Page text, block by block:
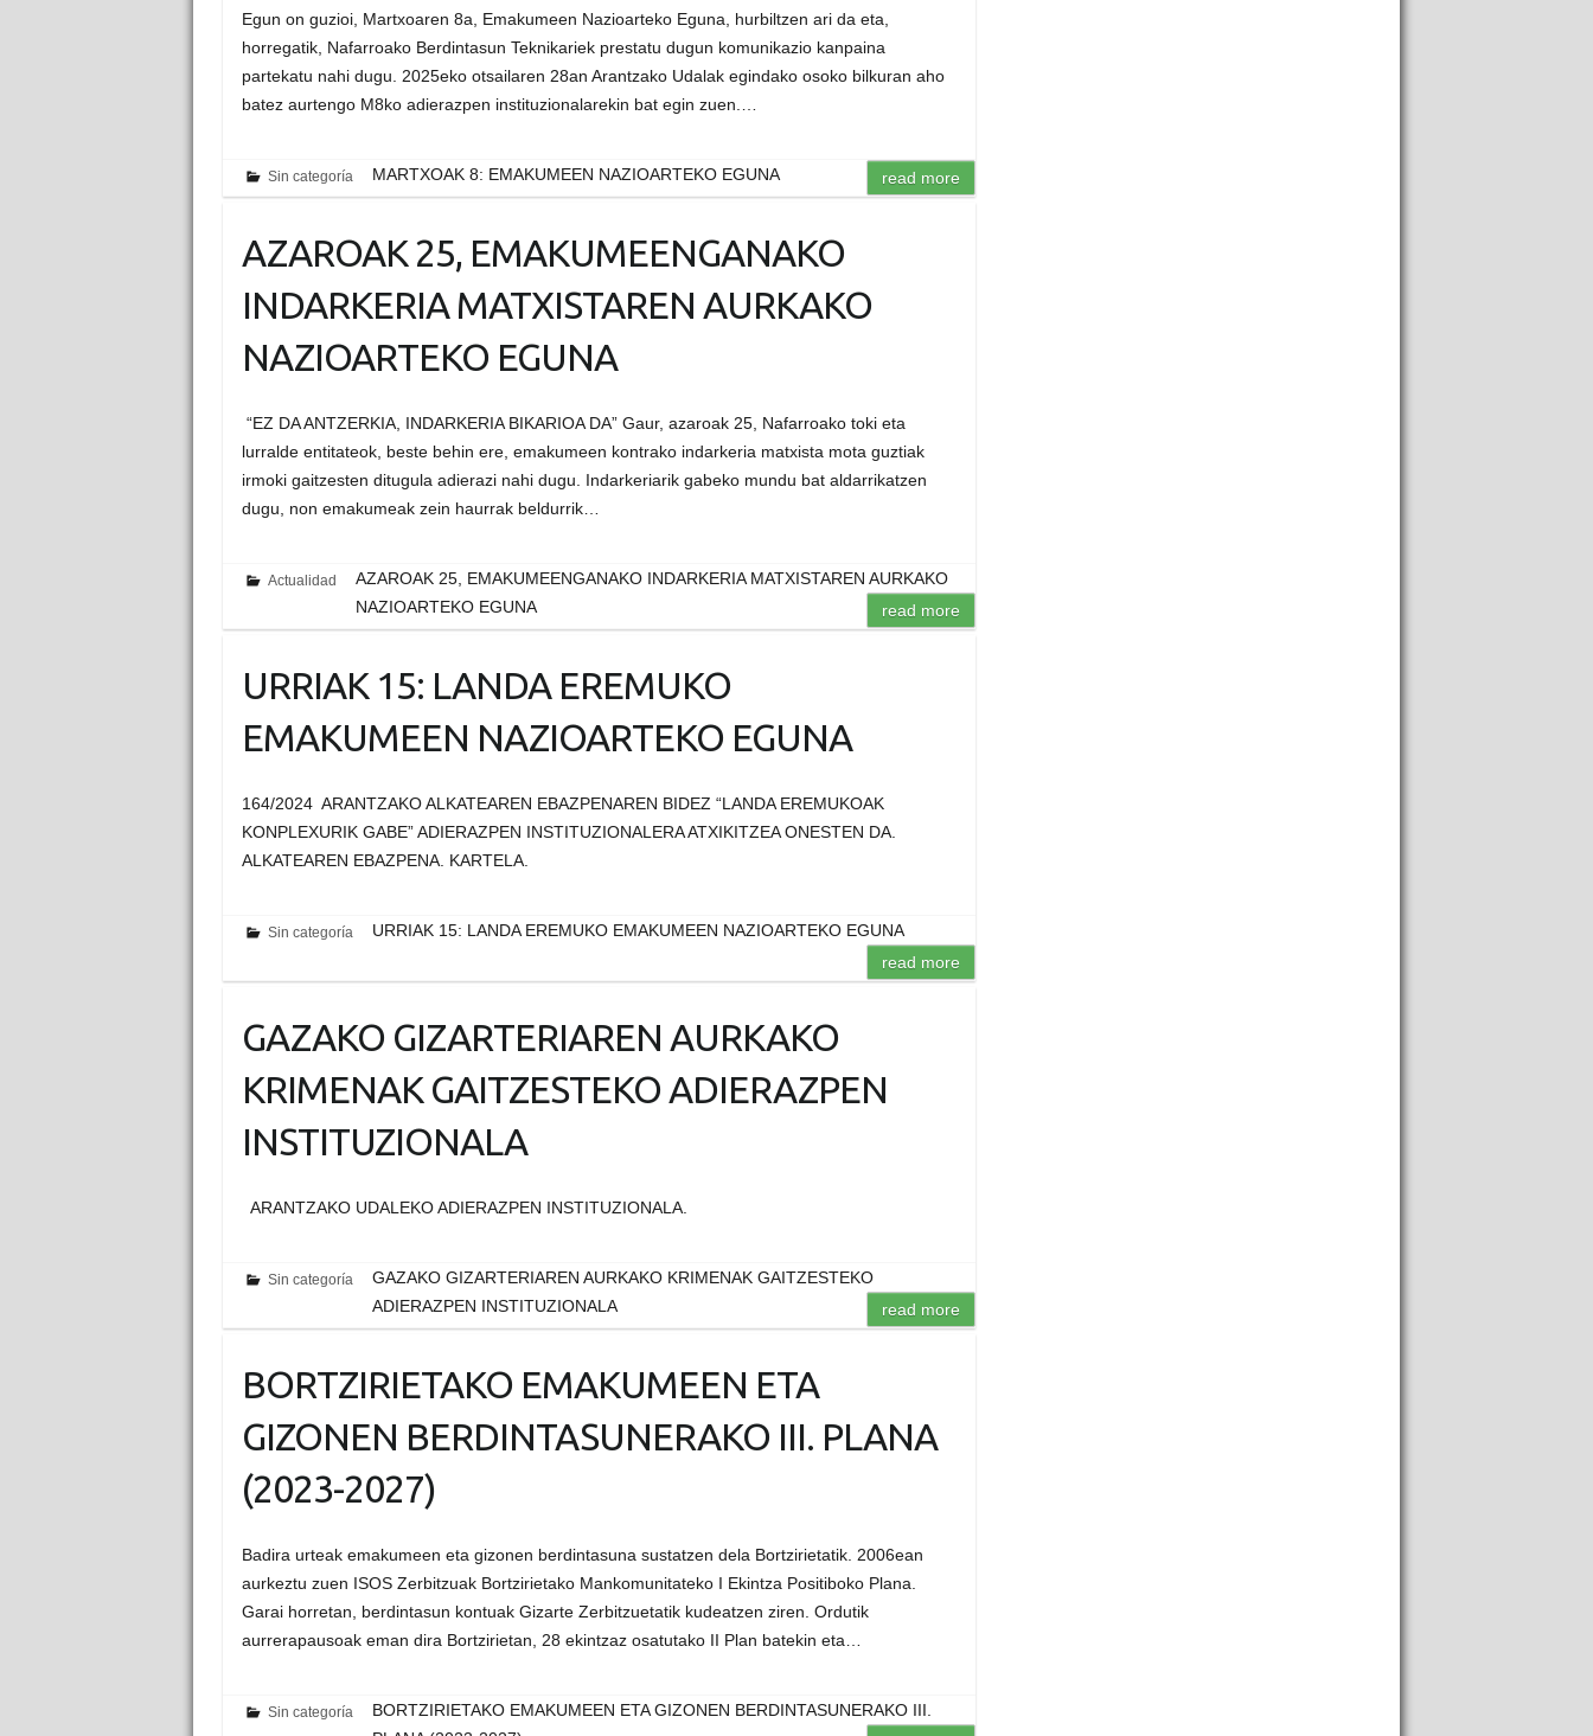
Egun on guzioi, Martxoaren 8a, Emakumeen Nazioarteko Eguna, hurbiltzen ari da eta,
horregatik, Nafarroako Berdintasun Teknikariek prestatu dugun komunikazio kanpaina
partekatu nahi dugu. 2025eko otsailaren 28an Arantzako Udalak egindako osoko bilkuran aho
batez aurtengo M8ko adierazpen instituzionalarekin bat egin zuen.…
Sin categoría MARTXOAK 8: EMAKUMEEN NAZIOARTEKO EGUNA read more
AZAROAK 25, EMAKUMEENGANAKO
INDARKERIA MATXISTAREN AURKAKO
NAZIOARTEKO EGUNA
“EZ DA ANTZERKIA, INDARKERIA BIKARIOA DA” Gaur, azaroak 25, Nafarroako toki eta
lurralde entitateok, beste behin ere, emakumeen kontrako indarkeria matxista mota guztiak
irmoki gaitzesten ditugula adierazi nahi dugu. Indarkeriarik gabeko mundu bat aldarrikatzen
dugu, non emakumeak zein haurrak beldurrik…
Actualidad
AZAROAK 25, EMAKUMEENGANAKO INDARKERIA MATXISTAREN AURKAKO
NAZIOARTEKO EGUNA
read more
URRIAK 15: LANDA EREMUKO
EMAKUMEEN NAZIOARTEKO EGUNA
164/2024 ARANTZAKO ALKATEAREN EBAZPENAREN BIDEZ “LANDA EREMUKOAK
KONPLEXURIK GABE” ADIERAZPEN INSTITUZIONALERA ATXIKITZEA ONESTEN DA.
ALKATEAREN EBAZPENA. KARTELA.
Sin categoría
URRIAK 15: LANDA EREMUKO EMAKUMEEN NAZIOARTEKO EGUNA
read more
GAZAKO GIZARTERIAREN AURKAKO
KRIMENAK GAITZESTEKO ADIERAZPEN
INSTITUZIONALA
ARANTZAKO UDALEKO ADIERAZPEN INSTITUZIONALA.
Sin categoría
GAZAKO GIZARTERIAREN AURKAKO KRIMENAK GAITZESTEKO
ADIERAZPEN INSTITUZIONALA
read more
BORTZIRIETAKO EMAKUMEEN ETA
GIZONEN BERDINTASUNERAKO III. PLANA
(2023-2027)
Badira urteak emakumeen eta gizonen berdintasuna sustatzen dela Bortzirietatik. 2006ean
aurkeztu zuen ISOS Zerbitzuak Bortzirietako Mankomunitateko I Ekintza Positiboko Plana.
Garai horretan, berdintasun kontuak Gizarte Zerbitzuetatik kudeatzen ziren. Ordutik
aurrerapausoak eman dira Bortzirietan, 28 ekintzaz osatutako II Plan batekin eta…
Sin categoría
BORTZIRIETAKO EMAKUMEEN ETA GIZONEN BERDINTASUNERAKO III.